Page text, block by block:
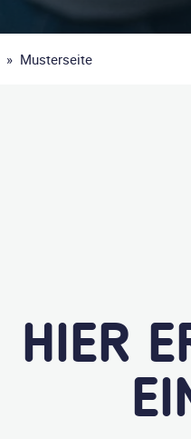
» Musterseite
HIER